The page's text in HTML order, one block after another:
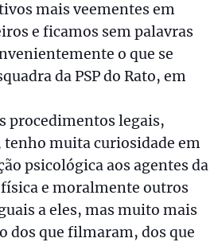
mais veementes em
e ficamos sem palavras
o que se
da PSP do Rato, em
procedimentos legais,
tenho muita curiosidade em
psicológica aos agentes da
e moralmente outros
a eles, mas muito mais
dos que filmaram, dos que